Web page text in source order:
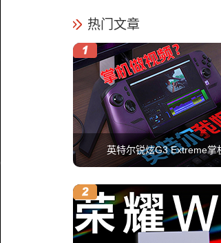
热门文章
英特尔锐炫G3 Extreme掌